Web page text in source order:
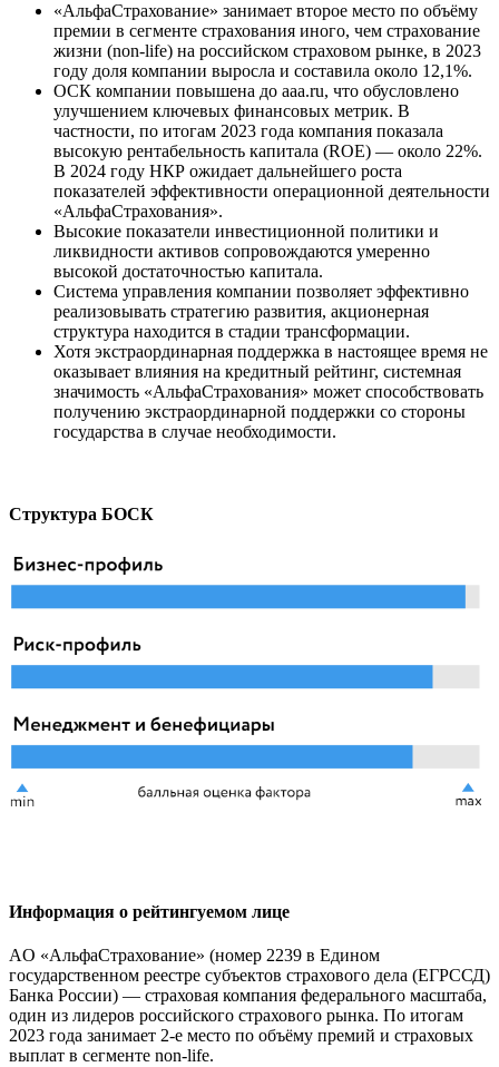
«АльфаСтрахование» занимает второе место по объёму
премии в сегменте страхования иного, чем страхование
жизни (non-life) на российском страховом рынке, в 2023
году доля компании выросла и составила около 12,1%.
ОСК компании повышена до aaa.ru, что обусловлено
улучшением ключевых финансовых метрик. В
частности, по итогам 2023 года компания показала
высокую рентабельность капитала (ROE) — около 22%.
В 2024 году НКР ожидает дальнейшего роста
показателей эффективности операционной деятельности
«АльфаСтрахования».
Высокие показатели инвестиционной политики и
ликвидности активов сопровождаются умеренно
высокой достаточностью капитала.
Система управления компании позволяет эффективно
реализовывать стратегию развития, акционерная
структура находится в стадии трансформации.
Хотя экстраординарная поддержка в настоящее время не
оказывает влияния на кредитный рейтинг, системная
значимость «АльфаСтрахования» может способствовать
получению экстраординарной поддержки со стороны
государства в случае необходимости.
Структура БОСК
Информация о рейтингуемом лице
AО «АльфаСтрахование» (номер 2239 в Едином
государственном реестре субъектов страхового дела (ЕГРССД)
Банка России) — страховая компания федерального масштаба,
один из лидеров российского страхового рынка. По итогам
2023 года занимает 2-е место по объёму премий и страховых
выплат в сегменте non-life.